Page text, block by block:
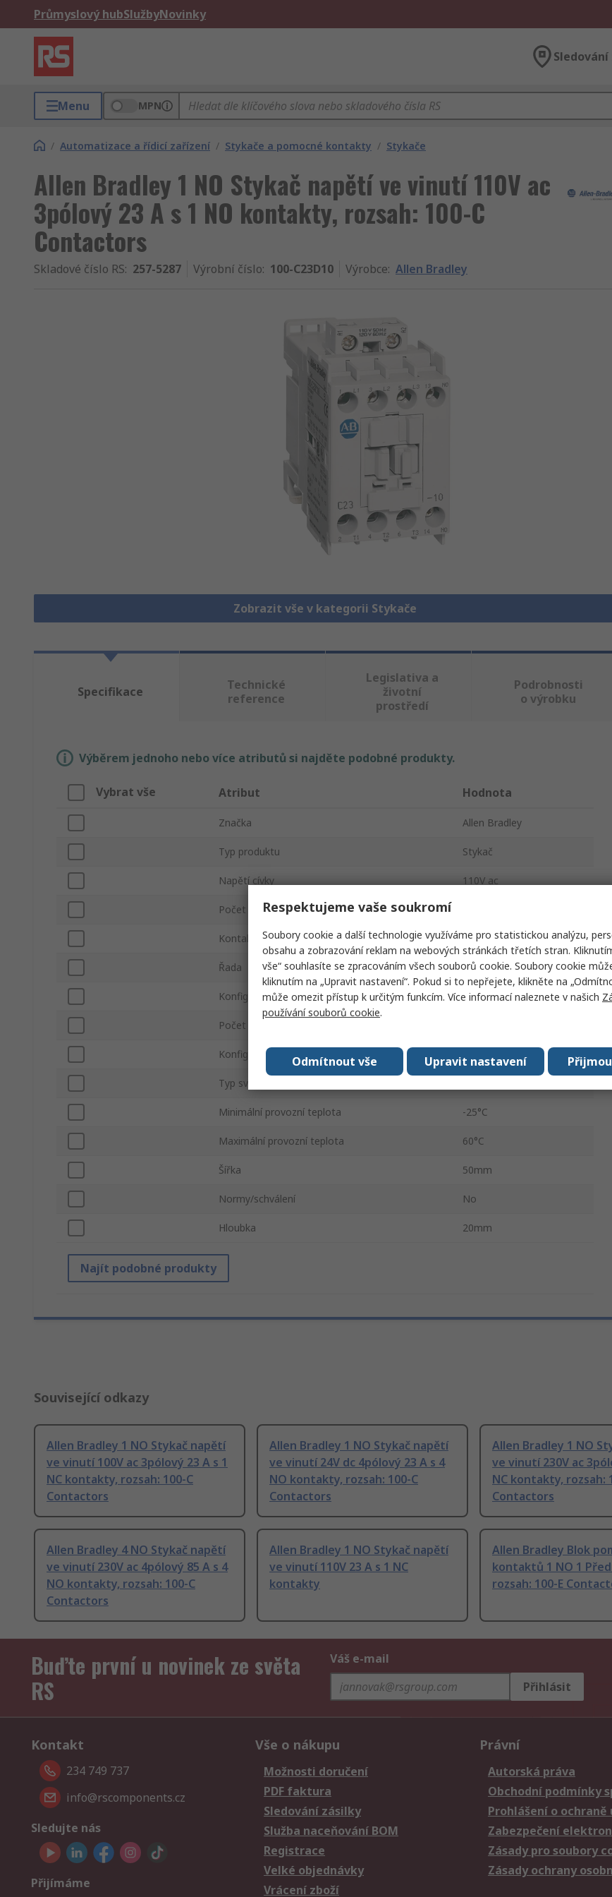
Průmyslový hubSlužbyNovinky
Menu MPN
/ Automatizace a řídicí zařízení / Stykače a pomocné kontakty / Stykače
Allen Bradley 1 NO Stykač napětí ve vinutí 110V ac
3pólový 23 A s 1 NO kontakty, rozsah: 100-C
Contactors
Skladové číslo RS: 257-5287 Výrobní číslo: 100-C23D10 Výrobce: Allen Bradley
Zobrazit vše v kategorii Stykače
Specifikace
Technické
reference
Legislativa a
životní
prostředí
Podrobnosti
o výrobku
Výběrem jednoho nebo více atributů si najděte podobné produkty.
Vybrat vše Atribut Hodnota
Značka Allen Bradley
Typ produktu Stykač
Napětí cívky 110V ac
Počet pólů
Kontaktní proud 23A
Řada 100-C Contactors
Konfigurace normálního stavu 1 NO
Počet pomocných kontaktů
Konfigurace pomocných kontaktů
Typ svorky
Minimální provozní teplota -25°C
Maximální provozní teplota 60°C
Šířka 50mm
Normy/schválení No
Hloubka 20mm
Najít podobné produkty
Související odkazy
Allen Bradley 1 NO Stykač napětí
ve vinutí 100V ac 3pólový 23 A s 1
NC kontakty, rozsah: 100-C
Contactors
Allen Bradley 1 NO Stykač napětí
ve vinutí 24V dc 4pólový 23 A s 4
NO kontakty, rozsah: 100-C
Contactors
Allen Bradley 1 NO
ve vinutí 230V ac
NC kontakty, rozsah:
Contactors
Allen Bradley 4 NO Stykač napětí
ve vinutí 230V ac 4pólový 85 A s 4
NO kontakty, rozsah: 100-C
Contactors
Allen Bradley 1 NO Stykač napětí
ve vinutí 110V 23 A s 1 NC
kontakty
Allen Bradley Blok
kontaktů 1 NO 1
rozsah: 100-E
Buďte první u novinek ze světa
RS
Váš e-mail
Přihlásit
Kontakt
234 749 737
info@rscomponents.cz
Sledujte nás
Přijímáme
Vše o nákupu
Možnosti doručení
PDF faktura
Sledování zásilky
Služba naceňování BOM
Registrace
Velké objednávky
Vrácení zboží
Právní
Autorská práva
Obchodní podmínky
Prohlášení o ochraně
Zabezpečení
Zásady pro soubory
Zásady ochrany
Respektujeme vaše soukromí
Soubory cookie a další technologie využíváme pro statistickou analýzu,
obsahu a zobrazování reklam na webových stránkách třetích stran.
vše“ souhlasíte se zpracováním všech souborů cookie. Soubory cookie
kliknutím na „Upravit nastavení“. Pokud si to nepřejete, klikněte na
může omezit přístup k určitým funkcím. Více informací naleznete v našich
používání souborů cookie.
Upravit nastavení
Odmítnout vše